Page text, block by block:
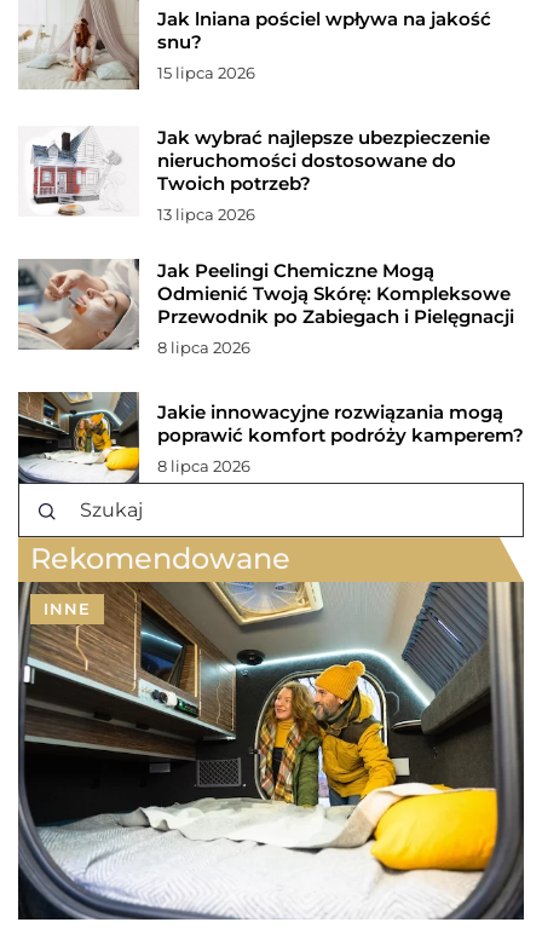
Jak lniana pościel wpływa na jakość
snu?
15 lipca 2026
Jak wybrać najlepsze ubezpieczenie
nieruchomości dostosowane do
Twoich potrzeb?
13 lipca 2026
Jak Peelingi Chemiczne Mogą
Odmienić Twoją Skórę: Kompleksowe
Przewodnik po Zabiegach i Pielęgnacji
8 lipca 2026
Jakie innowacyjne rozwiązania mogą
poprawić komfort podróży kamperem?
8 lipca 2026
Rekomendowane
INNE